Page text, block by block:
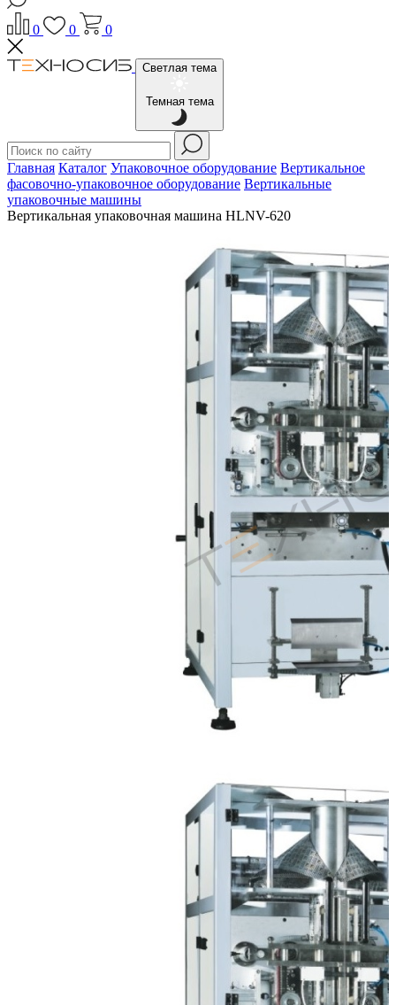
0 0 0
Светлая тема
Темная тема
Главная Каталог Упаковочное оборудование Вертикальное
фасовочно-упаковочное оборудование Вертикальные
упаковочные машины
Вертикальная упаковочная машина HLNV-620